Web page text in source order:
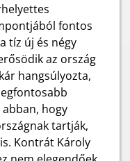
fontos
tíz új és négy
az ország
hangsúlyozta,
hogy
tartják,
Kontrát Károly